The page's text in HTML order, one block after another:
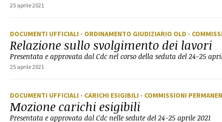
25 aprile 2021
DOCUMENTI UFFICIALI - ORDINAMENTO GIUDIZIARIO OLD -
Relazione sullo svolgimento dei lavori
Presentata e approvata dal Cdc nel corso della seduta del 24-25
25 aprile 2021
DOCUMENTI UFFICIALI - CARICHI ESIGIBILI - COMMISSIONI
Mozione carichi esigibili
Presentata e approvata dal Cdc nelle sedute del 24-25 aprile 2021